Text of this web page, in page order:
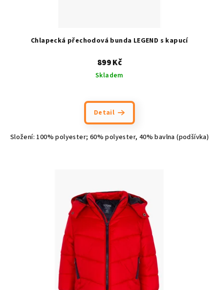
Chlapecká přechodová bunda LEGEND s kapucí
899 Kč
Skladem
Detail
Složení: 100% polyester; 60% polyester, 40% bavlna (podšívka)